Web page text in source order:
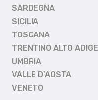
SARDEGNA
SICILIA
TOSCANA
TRENTINO ALTO ADIGE
UMBRIA
VALLE D'AOSTA
VENETO